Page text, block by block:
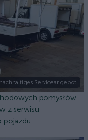
Serviceangebot
pomysłów
z serwisu
pojazdu.